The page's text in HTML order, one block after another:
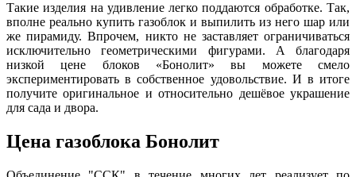
Такие изделия на удивление легко поддаются обработке. Так,
вполне реально купить газоблок и выпилить из него шар или
же пирамиду. Впрочем, никто не заставляет ограничиваться
исключительно геометрическими фигурами. А благодаря
низкой цене блоков «Бонолит» вы можете смело
экспериментировать в собственное удовольствие. И в итоге
получите оригинальное и относительно дешёвое украшение
для сада и двора.
Цена газоблока Бонолит